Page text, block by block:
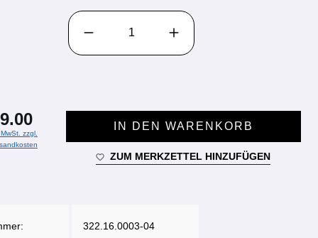
PRODUKT ANZAHL: GIB DEN GEWÜNSCHTEN
zzgl.
IN DEN WARENKORB
ZUM MERKZETTEL HINZUFÜGEN
322.16.0003-04